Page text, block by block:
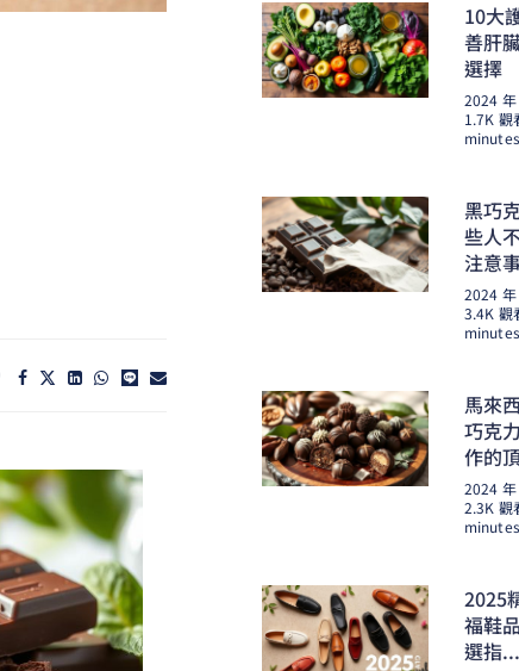
10大
善肝
選擇
2024
1.7K 觀
黑巧
些人
注意
2024
3.4K 觀
馬來
巧克
作的
2024
2.3K 觀
2025
福鞋
選指...